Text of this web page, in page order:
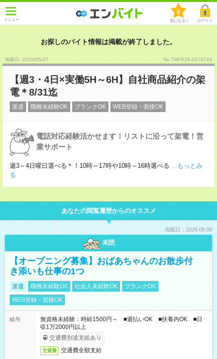
メニュー
0
気になる！ ログイン
お探しのバイト情報は掲載が終了しました。
掲載日 :2026/05/27 No.TMPE26-0374743
【週3・4日×実働5H～6H】自社商品紹介の架
電＊8/31迄
派遣 職種未経験OK ブランクOK WEB登録・面接OK
電話対応経験活かせます！リストに沿って架電！営
業サポート
週3～4日曜日選べる＊！10時～17時や10時～16時選べる ...もっとみ
る
あなたの閲覧履歴からのオススメ
掲載日：2026.08.09
未読
【オープニング募集】おばあちゃんのお散歩付
き添いも仕事の1つ
派遣 職種未経験OK 社会人未経験OK
ブランクOK
WEB登録・面接OK
給与
無資格未経験：時給1500円～ ■週払いOK ■扶養内OK ■日
収1万2000円以上
交通費別途支給あり
交通費 交通費全額支給